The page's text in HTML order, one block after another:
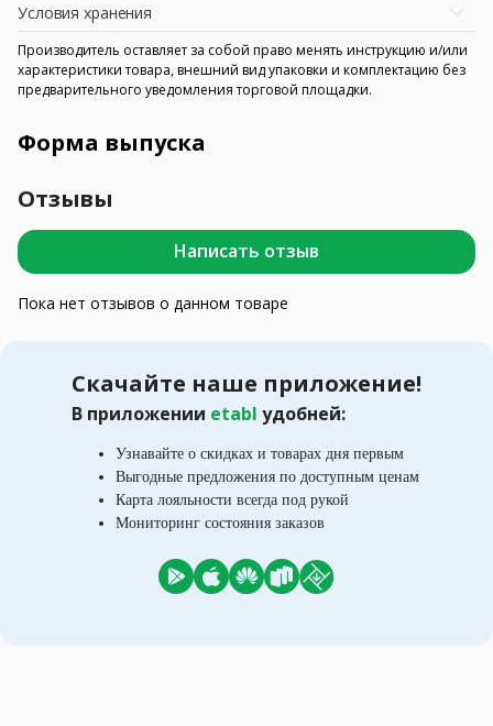
Условия хранения
Производитель оставляет за собой право менять инструкцию и/или
характеристики товара, внешний вид упаковки и комплектацию без
предварительного уведомления торговой площадки.
Форма выпуска
Отзывы
Написать отзыв
Пока нет отзывов о данном товаре
Скачайте наше приложение!
В приложении etabl удобней:
Узнавайте о скидках и товарах дня первым
Выгодные предложения по доступным ценам
Карта лояльности всегда под рукой
Мониторинг состояния заказов